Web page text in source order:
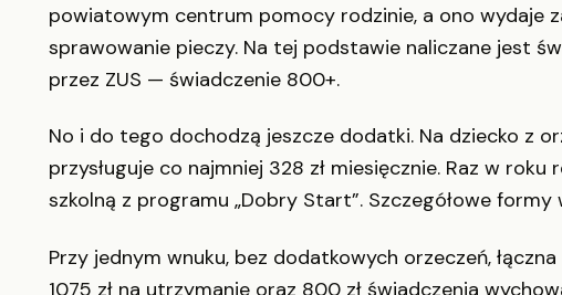
powiatowym centrum pomocy rodzinie, a ono wydaje
sprawowanie pieczy. Na tej podstawie naliczane jest
przez ZUS — świadczenie 800+.
No i do tego dochodzą jeszcze dodatki. Na dziecko z
przysługuje co najmniej 328 zł miesięcznie. Raz w
szkolną z programu „Dobry Start”. Szczegółowe
Przy jednym wnuku, bez dodatkowych orzeczeń,
1075 zł na utrzymanie oraz 800 zł świadczenia